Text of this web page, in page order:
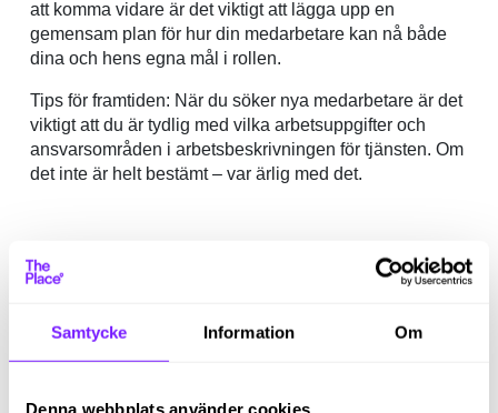
Samtycke Information Om
Denna webbplats använder cookies
att komma vidare är det viktigt att lägga upp en
gemensam plan för hur din medarbetare kan nå både
dina och hens egna mål i rollen.
Tips för framtiden: När du söker nya medarbetare är det
viktigt att du är tydlig med vilka arbetsuppgifter och
ansvarsområden i arbetsbeskrivningen för tjänsten. Om
det inte är helt bestämt – var ärlig med det.
mer än nödvändigt i sitt arbete.